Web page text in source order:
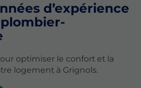
d’expérience
optimiser le confort et la
logement à Grignols.